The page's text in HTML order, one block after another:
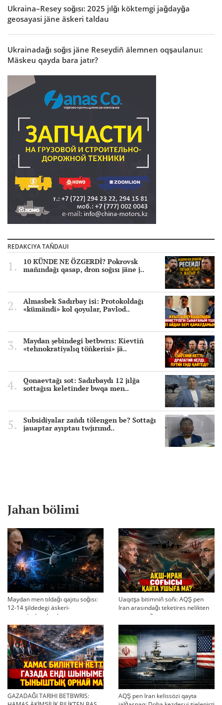
Ukraina–Resey soğısı: 2025 jılğı köktemgi jağdayğa
geosayasi jäne äskeri taldau
Ukrainadağı soğıs jäne Reseydiñ älemnen oqşaulanuı:
Mäskeu qayda bara jatır?
REDAKCIYA TAÑDAUI
10 KÜNDE NE ÖZGERDİ? Pokrovsk
mañındağı qasap, dron soğısı jäne j..
Almasbek Sadırbay isi: Protokoldağı
«kümändi» kol qoyular, Pavlod..
Maydan şebindegi betbwrıs: Kievtiñ
«tehnokratiyalıq töñkerisi» jä..
Qonaevtağı sot: Sadırbaydı 12 jılğa
sottağısı keletinder bwqa men..
Subsidiyalar zañdı tölengen be? Sottağı
jauaptar ayıptau twjırımd..
Jahan bölimi
Maydan men tıldağı qajıtu soğısı:
12-14 şildedegi äskeri-
strategiyalıq ahual
Uaqıtşa bitimniñ soñı: AQŞ pen
Iran arasındağı teketires nelikten
qayta uşıqtı?
GAZADAĞI TARIHI BETBWRIS:
AQŞ pen Iran kelissözi qayta